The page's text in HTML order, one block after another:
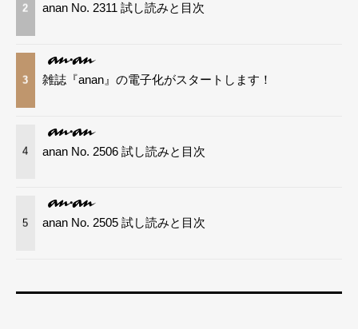
2 anan No. 2311 試し読みと目次
3 雑誌『anan』の電子化がスタートします！
4 anan No. 2506 試し読みと目次
5 anan No. 2505 試し読みと目次